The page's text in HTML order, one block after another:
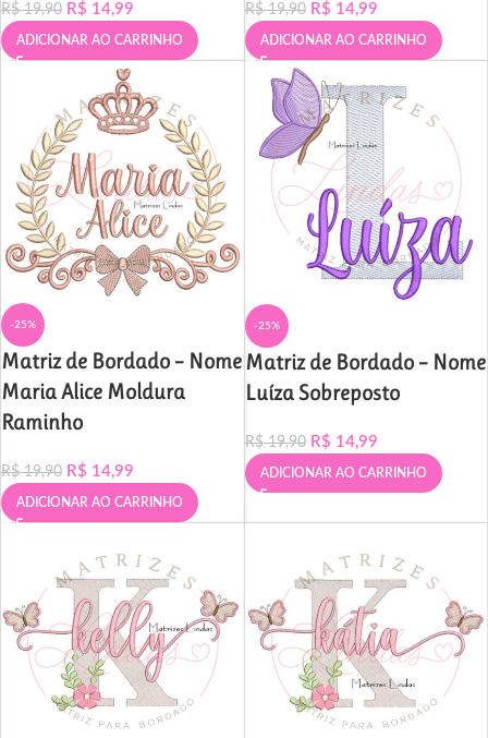
R$19,90 R$ 14,99
ADICIONAR AO CARRINHO
R$19,90 R$ 14,99
ADICIONAR AO CARRINHO
-25%
Matriz de Bordado – Nome
Maria Alice Moldura
Raminho
R$19,90 R$ 14,99
ADICIONAR AO CARRINHO
-25%
Matriz de Bordado – Nome
Luíza Sobreposto
R$19,90 R$ 14,99
ADICIONAR AO CARRINHO